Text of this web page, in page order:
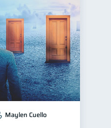
Maylen Cuello